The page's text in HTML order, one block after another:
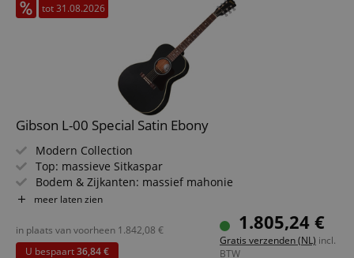
tot 31.08.2026
Gibson L-00 Special Satin Ebony
Modern Collection
Top: massieve Sitkaspar
Bodem & Zijkanten: massief mahonie
Toets/Hals: palissander / utile
Kleur & Finish: Satin Ebony, Satin Nitrocellulose
meer laten zien
1.805,24 €
Gratis verzenden (NL) incl.
BTW
in plaats van voorheen 1.842,08 €
U bespaart36,84 €